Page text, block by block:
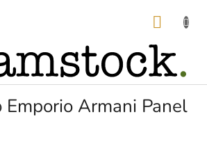
Emporio Armani Panel